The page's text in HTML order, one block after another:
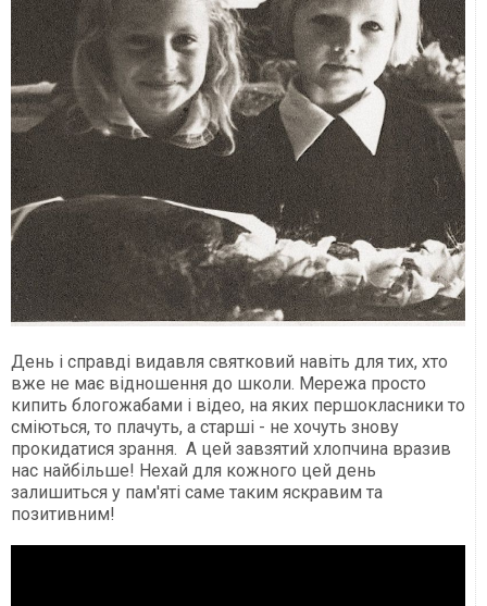
День і справді видавля святковий навіть для тих, хто
вже не має відношення до школи. Мережа просто
кипить блогожабами і відео, на яких першокласники то
сміються, то плачуть, а старші - не хочуть знову
прокидатися зрання. А цей завзятий хлопчина вразив
нас найбільше! Нехай для кожного цей день
залишиться у пам'яті саме таким яскравим та
позитивним!